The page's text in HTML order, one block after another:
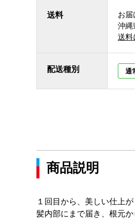
送料 お届
沖縄
送料
配送種別 通
商品説明
１回目から、美しい仕上
髪内部にまで届き、根元